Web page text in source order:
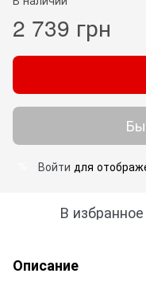
2 739 грн
Войти для
В избранное
Описание